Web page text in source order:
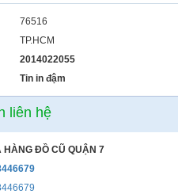
76516
TP.HCM
2014022055
Tin in đậm
liên hệ
HÀNG ĐỒ CŨ QUẬN 7